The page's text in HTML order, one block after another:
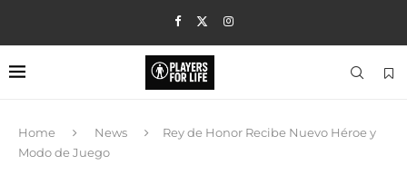
Home News
Rey de Honor Recibe Nuevo Héroe y
Modo de Juego